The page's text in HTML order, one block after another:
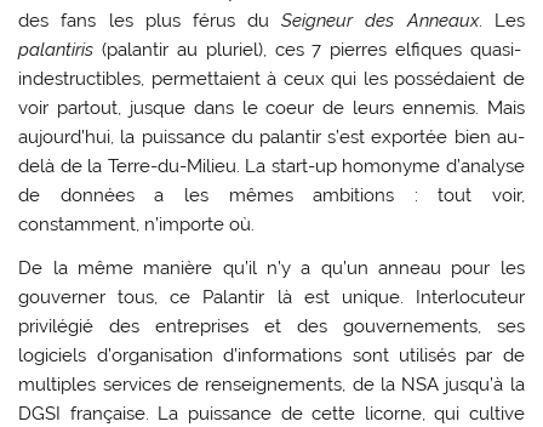
des fans les plus férus duSeigneur des Anneaux. Les
palantiris (palantir au pluriel), ces 7 pierres elfiques quasi-
indestructibles, permettaient à ceux qui les possédaient de
voir partout, jusque dans le coeur de leurs ennemis. Mais
aujourd’hui, la puissance du palantir s’est exportée bien au-
delà de la Terre-du-Milieu. La start-up homonyme d’analyse
de données a les mêmes ambitions : tout voir,
constamment, n’importe où.
De la même manière qu’il n’y a qu’un anneau pour les
gouverner tous, ce Palantir là est unique. Interlocuteur
privilégié des entreprises et des gouvernements, ses
logiciels d’organisation d’informations sont utilisés par de
multiples services de renseignements, de la NSA jusqu’à la
DGSI française. La puissance de cette licorne, qui cultive